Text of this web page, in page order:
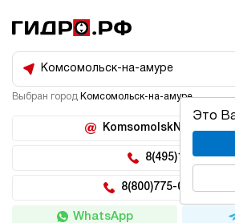
Комсомольск-на-амуре
Это
Выбран город Комсомольск-на-амуре
8(495)150-04-62
8(800)775-04-62 доб
WhatsApp